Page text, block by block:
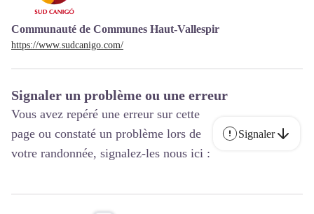
Communauté de Communes Haut-Vallespir
https://www.sudcanigo.com/
Signaler un problème ou une erreur
Vous avez repéré une erreur sur cette
page ou constaté un problème lors de
votre randonnée, signalez-les nous ici :
Signaler